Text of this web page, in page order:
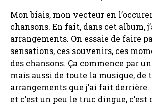
Mon biais, mon vecteur en
chansons. En fait, dans cet album,
arrangements. On essaie de faire
sensations, ces souvenirs, ces
des chansons. Ça commence par
mais aussi de toute la musique, de
arrangements que j’ai fait
et c’est un peu le truc dingue, c’est